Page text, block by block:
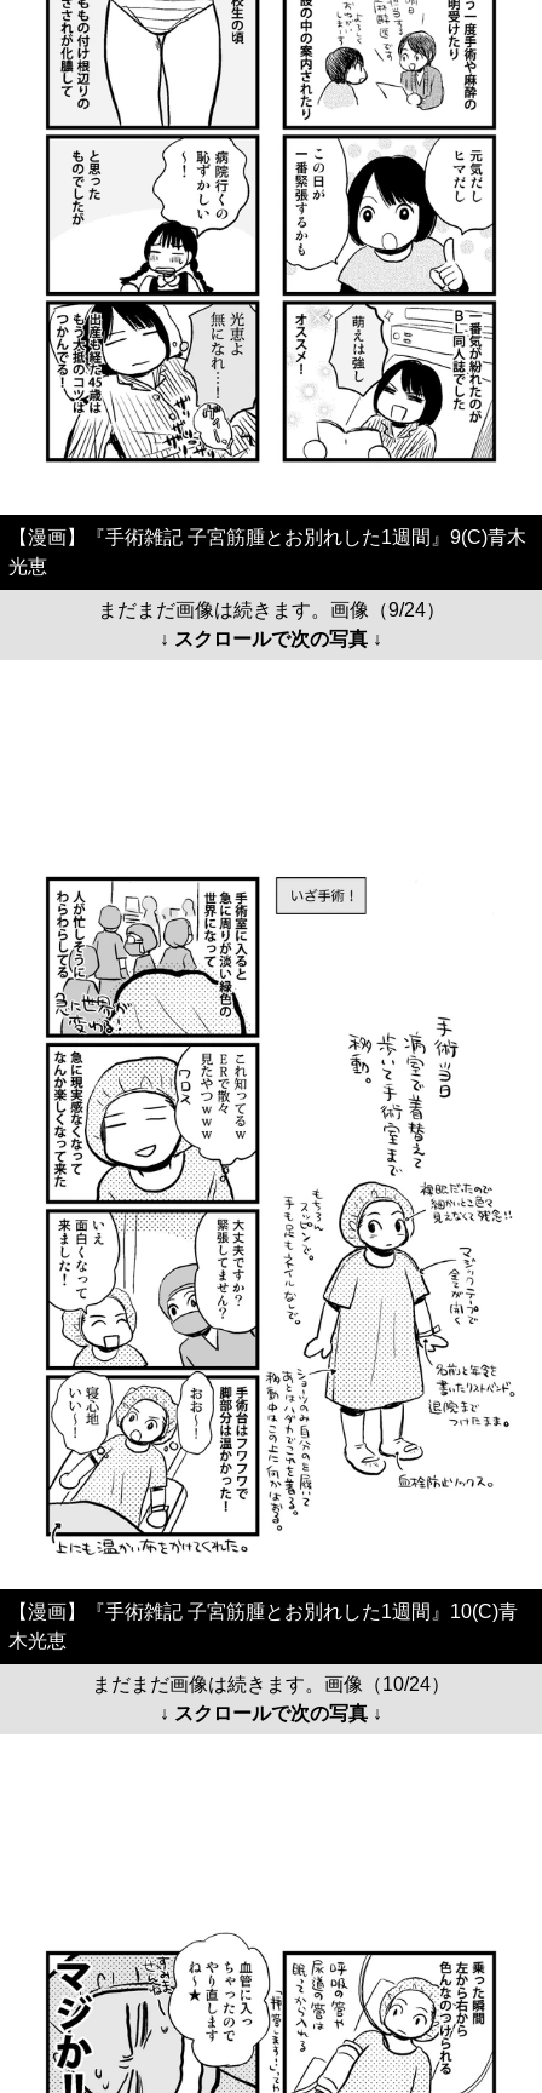
【漫画】『手術雑記 子宮筋腫とお別れした1週間』9(C)青木
光恵
まだまだ画像は続きます。画像（9/24）
↓ スクロールで次の写真 ↓
【漫画】『手術雑記 子宮筋腫とお別れした1週間』10(C)青
木光恵
まだまだ画像は続きます。画像（10/24）
↓ スクロールで次の写真 ↓